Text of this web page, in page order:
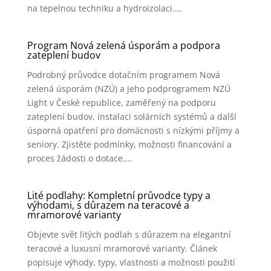
na tepelnou techniku a hydroizolaci....
Program Nová zelená úsporám a podpora
zateplení budov
Podrobný průvodce dotačním programem Nová
zelená úsporám (NZÚ) a jeho podprogramem NZÚ
Light v České republice, zaměřený na podporu
zateplení budov, instalaci solárních systémů a další
úsporná opatření pro domácnosti s nízkými příjmy a
seniory. Zjistěte podmínky, možnosti financování a
proces žádosti o dotace....
Lité podlahy: Kompletní průvodce typy a
výhodami, s důrazem na teracové a
mramorové varianty
Objevte svět litých podlah s důrazem na elegantní
teracové a luxusní mramorové varianty. Článek
popisuje výhody, typy, vlastnosti a možnosti použití